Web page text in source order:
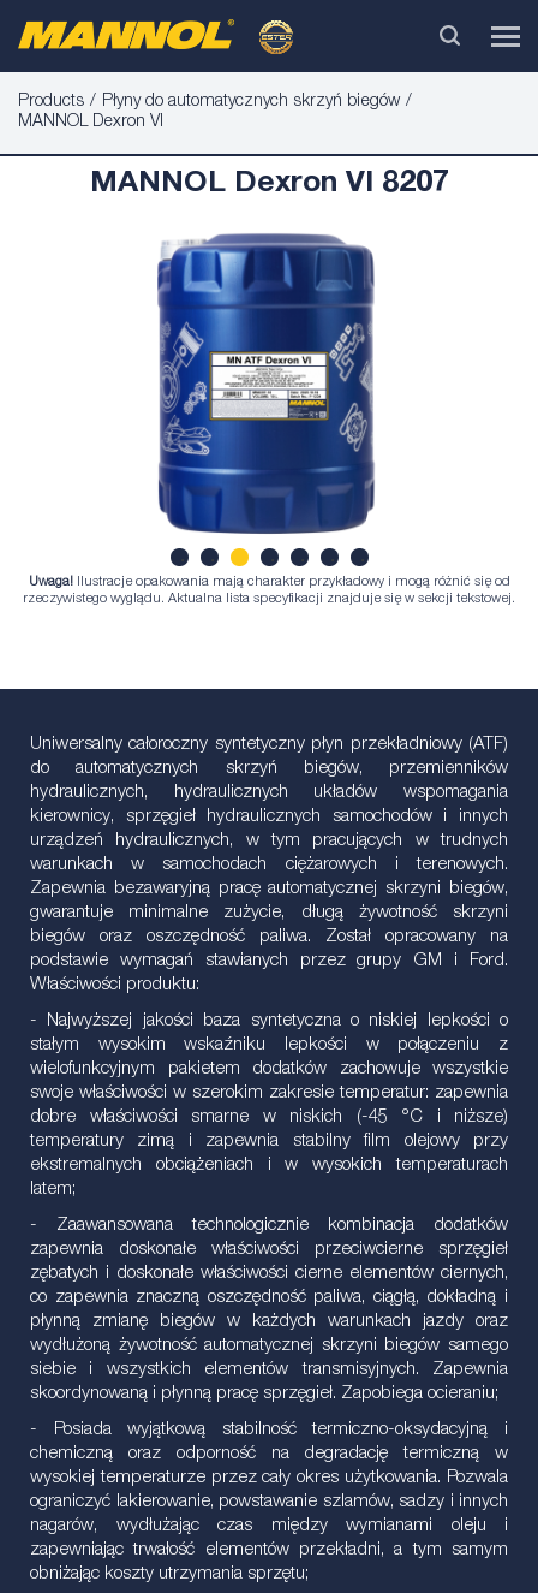
Products
Płyny do automatycznych skrzyń biegów
MANNOL Dexron VI
MANNOL Dexron VI 8207
1 3 4 5 6 7
Uwaga! Ilustracje opakowania mają charakter przykładowy i mogą różnić się od
rzeczywistego wyglądu. Aktualna lista specyfikacji znajduje się w sekcji tekstowej.
Uniwersalny całoroczny syntetyczny płyn przekładniowy (ATF)
do automatycznych skrzyń biegów, przemienników
hydraulicznych, hydraulicznych układów wspomagania
kierownicy, sprzęgieł hydraulicznych samochodów i innych
urządzeń hydraulicznych, w tym pracujących w trudnych
warunkach w samochodach ciężarowych i terenowych.
Zapewnia bezawaryjną pracę automatycznej skrzyni biegów,
gwarantuje minimalne zużycie, długą żywotność skrzyni
biegów oraz oszczędność paliwa. Został opracowany na
podstawie wymagań stawianych przez grupy GM i Ford.
Właściwości produktu:
- Najwyższej jakości baza syntetyczna o niskiej lepkości o
stałym wysokim wskaźniku lepkości w połączeniu z
wielofunkcyjnym pakietem dodatków zachowuje wszystkie
swoje właściwości w szerokim zakresie temperatur: zapewnia
dobre właściwości smarne w niskich (-45 °C i niższe)
temperatury zimą i zapewnia stabilny film olejowy przy
ekstremalnych obciążeniach i w wysokich temperaturach
latem;
- Zaawansowana technologicznie kombinacja dodatków
zapewnia doskonałe właściwości przeciwcierne sprzęgieł
zębatych i doskonałe właściwości cierne elementów ciernych,
co zapewnia znaczną oszczędność paliwa, ciągłą, dokładną i
płynną zmianę biegów w każdych warunkach jazdy oraz
wydłużoną żywotność automatycznej skrzyni biegów samego
siebie i wszystkich elementów transmisyjnych. Zapewnia
skoordynowaną i płynną pracę sprzęgieł. Zapobiega ocieraniu;
- Posiada wyjątkową stabilność termiczno-oksydacyjną i
chemiczną oraz odporność na degradację termiczną w
wysokiej temperaturze przez cały okres użytkowania. Pozwala
ograniczyć lakierowanie, powstawanie szlamów, sadzy i innych
nagarów, wydłużając czas między wymianami oleju i
zapewniając trwałość elementów przekładni, a tym samym
obniżając koszty utrzymania sprzętu;